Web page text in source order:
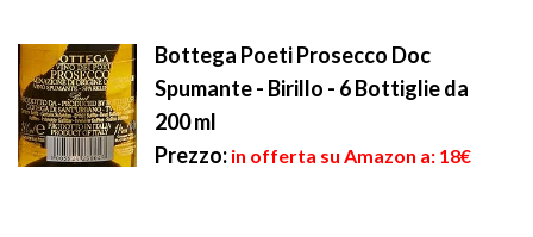
Bottega Poeti Prosecco Doc
Spumante - Birillo - 6 Bottiglie da
200 ml
Prezzo: in offerta su Amazon a: 18€